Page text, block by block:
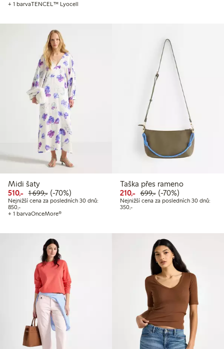
+ 1 barvaTENCEL™ Lyocell
Midi šaty
510,- Snížená cena: 510,00 Kč
1 699,-Běžná cena: 1 699,00 Kč
70% sleva
(-70%)
Nejnižší cena za posledních 30 dnů:
850,-Nejnižší cena za posledních 30 dnů: 850,00 Kč
+ 1 barvaOnceMore®
Taška přes rameno
210,- Snížená cena: 210,00 Kč
699,-Běžná cena: 699,00
70% sleva
(-70%)
Nejnižší cena za posledních 30 dnů:
350,-Nejnižší cena za posledních 30 dnů: